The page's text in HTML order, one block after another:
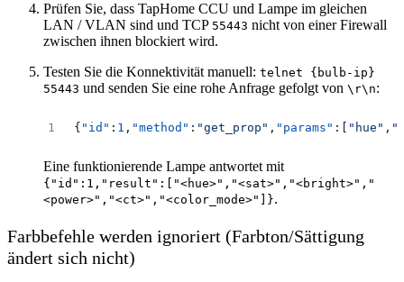
Prüfen Sie, dass TapHome CCU und Lampe im gleichen
LAN / VLAN sind und TCP 55443 nicht von einer Firewall
zwischen ihnen blockiert wird.
Testen Sie die Konnektivität manuell: telnet {bulb-ip}
55443 und senden Sie eine rohe Anfrage gefolgt von \r\n:
{ "id" : 1 , "method" : "get_prop" , "params" :[ "hue" ,
Eine funktionierende Lampe antwortet mit
{"id":1,"result":["<hue>","<sat>","<bright>","
<power>","<ct>","<color_mode>"]}.
Farbbefehle werden ignoriert (Farbton/Sättigung
ändert sich nicht)